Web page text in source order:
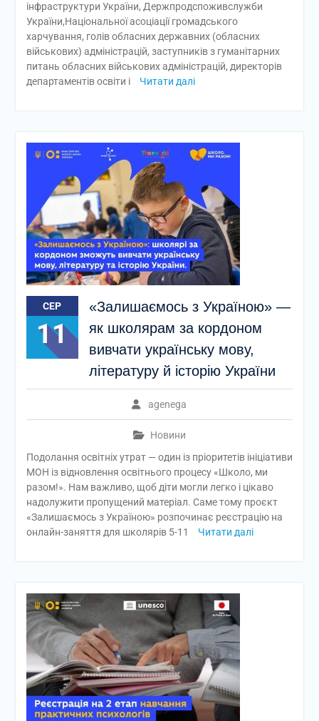
інфраструктури України, Держпродспоживслужби
України,Національної асоціації громадського
харчування, голів обласних державних (обласних
військових) адміністрацій, заступників з гуманітарних
питань обласних військових адміністрацій, директорів
департаментів освіти і
Читати далі
СЕР
11
«Залишаємось з Україною» —
як школярам за кордоном
вивчати українську мову,
літературу й історію України
agenega
Новини
Подолання освітніх утрат — один із пріоритетів ініціативи
МОН із відновлення освітнього процесу «Школо, ми
разом!». Нам важливо, щоб діти могли легко і цікаво
надолужити пропущений матеріал. Саме тому проєкт
«Залишаємось з Україною» розпочинає реєстрацію на
онлайн-заняття для школярів 5-11
Читати далі